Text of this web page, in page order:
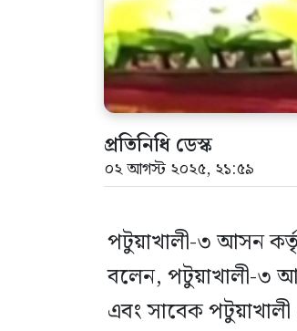
প্রতিনিধি ডেস্ক
০২ আগস্ট ২০২৫, ২১:৫৯
পটুয়াখালী-৩ আসন
বলেন, পটুয়াখালী-৩
এবং সাবেক